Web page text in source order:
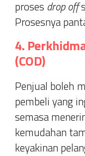
proses drop off
Prosesnya
4.
(COD)
Penjual boleh
pembeli yang
semasa
kemudahan
keyakinan